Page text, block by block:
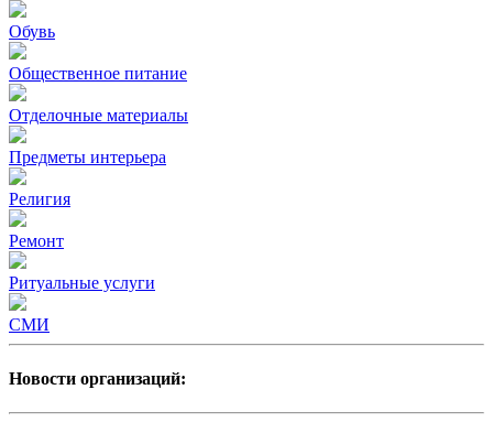
Обувь
Общественное питание
Отделочные материалы
Предметы интерьера
Религия
Ремонт
Ритуальные услуги
СМИ
Новости организаций: